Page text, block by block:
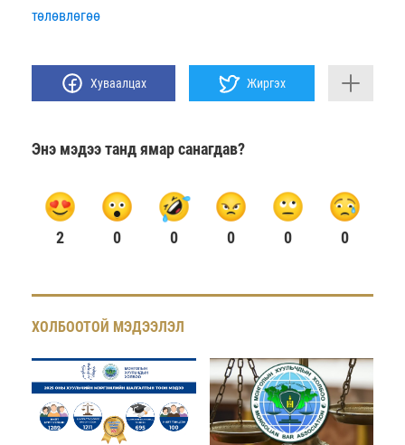
төлөвлөгөө
Хуваалцах Жиргэх
Энэ мэдээ танд ямар санагдав?
2 0 0 0 0 0
ХОЛБООТОЙ МЭДЭЭЛЭЛ